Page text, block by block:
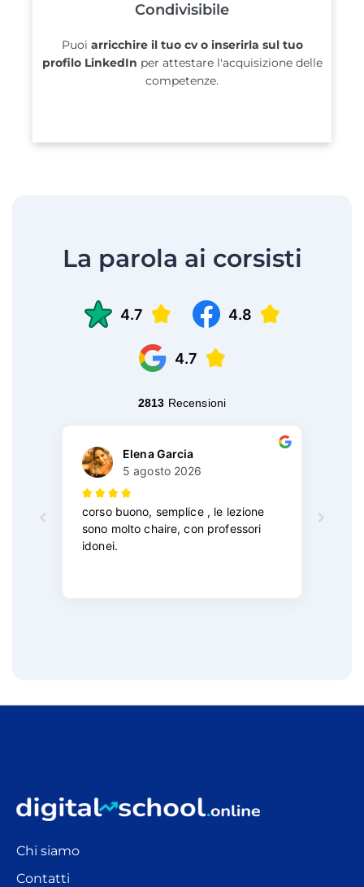
Condivisibile
Puoi arricchire il tuo cv o inserirla sul tuo
profilo LinkedIn per attestare l'acquisizione delle
competenze.
La parola ai corsisti
Chi siamo
Contatti